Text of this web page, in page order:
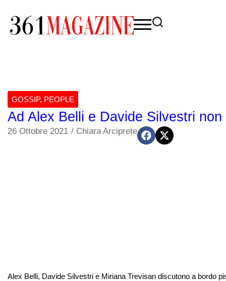
GOSSIP, PEOPLE
Ad Alex Belli e Davide Silvestri
26 Ottobre 2021 / Chiara Arciprete
Alex Belli, Davide Silvestri e Miriana Trevisan discutono a bordo